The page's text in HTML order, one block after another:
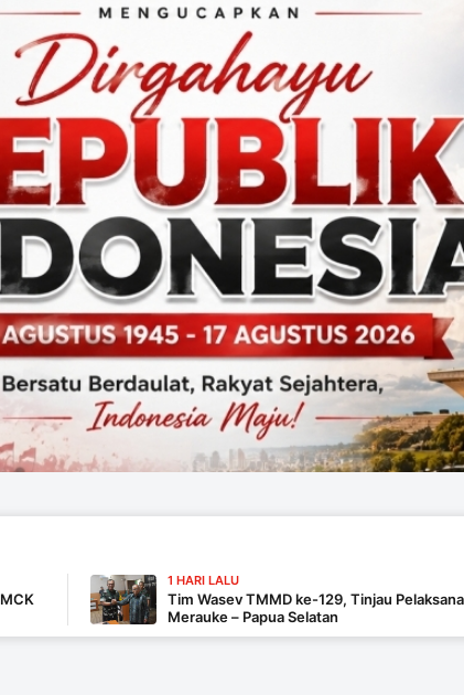
1 HARI LALU
Tim Wasev TMMD ke-129, Tinjau Pelaksanaan Program Di
Merauke – Papua Selatan